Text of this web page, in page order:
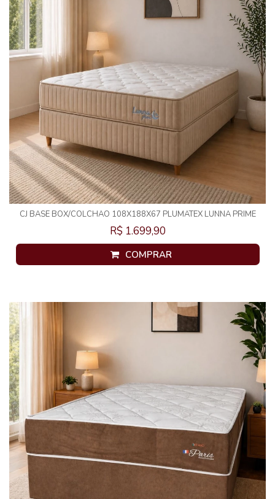
CJ BASE BOX/COLCHAO 108X188X67 PLUMATEX LUNNA PRIME
MOLAS ENSACADAS
R$ 1.699,90
COMPRAR